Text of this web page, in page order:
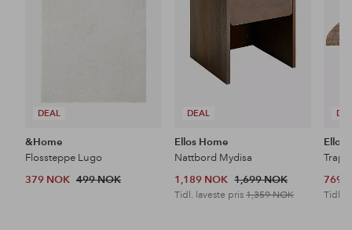
DEAL
&Home
Flossteppe Lugo
379 NOK 499 NOK
DEAL
Ellos Home
Nattbord Mydisa
1,189 NOK 1,699 NOK
Tidl. laveste pris1,359 NOK
Ellos
769
Tidl.